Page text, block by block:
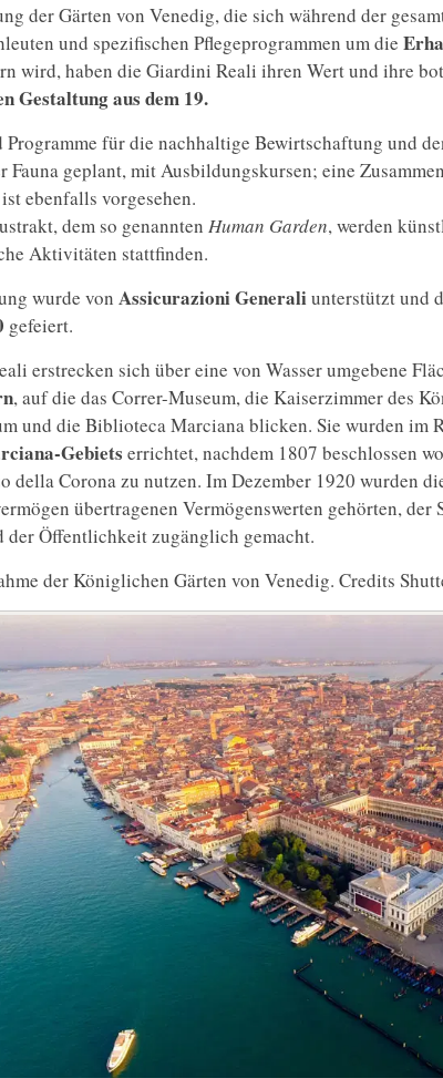
der Gärten von Venedig, die sich während der
und spezifischen Pflegeprogrammen um die
wird, haben die Giardini Reali ihren Wert und ihre
Gestaltung aus dem 19.
Programme für die nachhaltige Bewirtschaftung und
Fauna geplant, mit Ausbildungskursen; eine
ebenfalls vorgesehen.
dem so genannten Human Garden, werden
Aktivitäten stattfinden.
wurde von Assicurazioni Generaliunterstützt und
gefeiert.
erstrecken sich über eine von Wasser umgebene
, auf die das Correr-Museum, die Kaiserzimmer des
und die Biblioteca Marciana blicken. Sie wurden im
Gebiets errichtet, nachdem 1807 beschlossen
della Corona zu nutzen. Im Dezember 1920 wurden
übertragenen Vermögenswerten gehörten,
der Öffentlichkeit zugänglich gemacht.
der Königlichen Gärten von Venedig. Credits